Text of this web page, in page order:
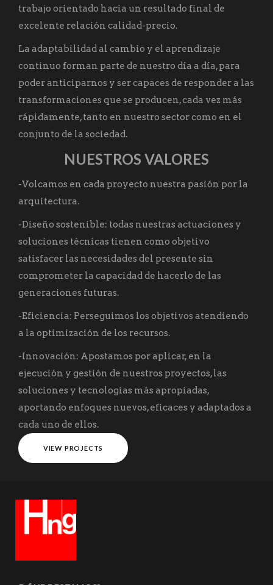
trabajo orientado hacia un resultado final de
excelente relación calidad-precio.
La adaptabilidad al cambio y el aprendizaje
continuo forman parte de nuestro día a día, para
poder anticiparnos y ser capaces de responder a las
transformaciones que se producen, cada vez más
rápidamente, tanto en nuestro sector como en el
conjunto de la sociedad.
NUESTROS VALORES
-Volcamos en cada proyecto nuestra pasión por la
arquitectura.
-Diseño sostenible: todas nuestras actuaciones y
soluciones técnicas tienen como objetivo
satisfacer las necesidades del presente sin
comprometer la capacidad de hacerlo de las
generaciones futuras.
-Eficiencia: Perseguimos los objetivos atendiendo
a la optimización de los recursos.
-Innovación: Apostamos por aplicar, en la
ejecución y gestión de nuestros proyectos, las
soluciones y tecnologías más apropiadas,
aportando enfoques nuevos, eficaces y adaptados a
cada uno de ellos.
VIEW PROJECTS